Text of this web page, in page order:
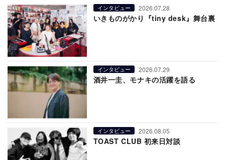
インタビュー 2026.07.28
いきものがかり『tiny desk』舞台裏
インタビュー 2026.07.29
酒井一圭、モナキの活躍を語る
インタビュー 2026.08.05
TOAST CLUB 初来日対談